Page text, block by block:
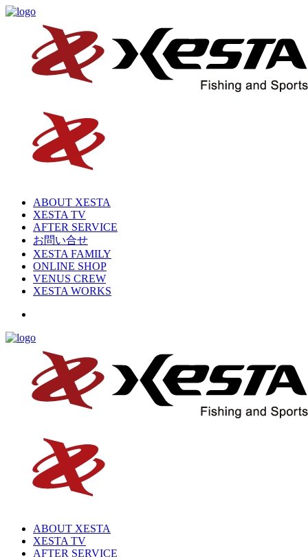
ABOUT XESTA
XESTA TV
AFTER SERVICE
お問い合せ
XESTA FAMILY
ONLINE SHOP
VENUS CREW
XESTA WORKS
ABOUT XESTA
XESTA TV
AFTER SERVICE